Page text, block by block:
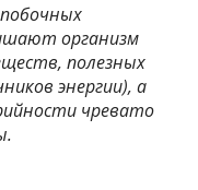
организм
полезных
энергии), а
чревато